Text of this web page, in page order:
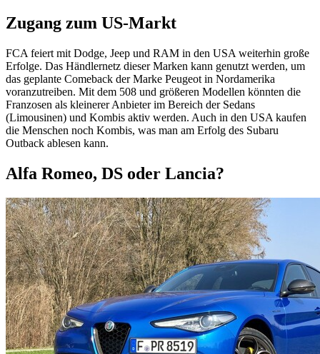
Zugang zum US-Markt
FCA feiert mit Dodge, Jeep und RAM in den USA weiterhin große
Erfolge. Das Händlernetz dieser Marken kann genutzt werden, um
das geplante Comeback der Marke Peugeot in Nordamerika
voranzutreiben. Mit dem 508 und größeren Modellen könnten die
Franzosen als kleinerer Anbieter im Bereich der Sedans
(Limousinen) und Kombis aktiv werden. Auch in den USA kaufen
die Menschen noch Kombis, was man am Erfolg des Subaru
Outback ablesen kann.
Alfa Romeo, DS oder Lancia?